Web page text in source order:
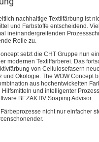
nachhaltige Textilfärbung ist
und Farbstoffe entscheidend.
ineinandergreifenden
Rolle zu.
setzt die CHT Gruppe nun
modernen Textilfärberei. Das
von Cellulosefasern
und Ökologie. The WOW Concept
aus hochentwickelten
Hilfsmitteln und intelligenter
BEZAKTIV Soaping Advisor.
nicht nur einfacher